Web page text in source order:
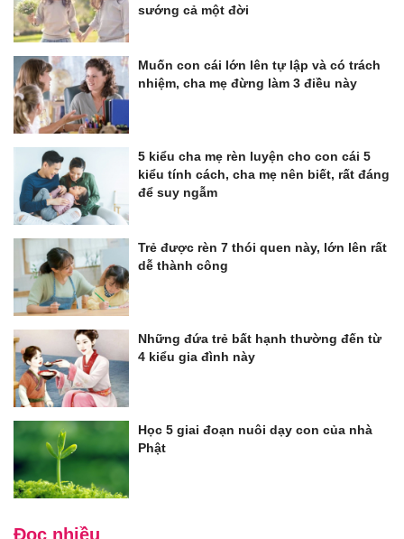
sướng cả một đời
Muốn con cái lớn lên tự lập và có trách
nhiệm, cha mẹ đừng làm 3 điều này
5 kiểu cha mẹ rèn luyện cho con cái 5
kiểu tính cách, cha mẹ nên biết, rất đáng
để suy ngẫm
Trẻ được rèn 7 thói quen này, lớn lên rất
dễ thành công
Những đứa trẻ bất hạnh thường đến từ
4 kiểu gia đình này
Học 5 giai đoạn nuôi dạy con của nhà
Phật
Đọc nhiều